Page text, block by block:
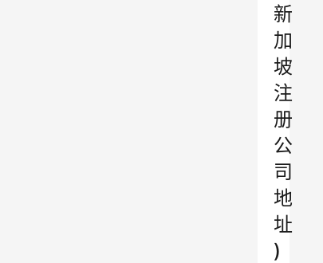
新
加
坡
注
册
公
司
地
址
)